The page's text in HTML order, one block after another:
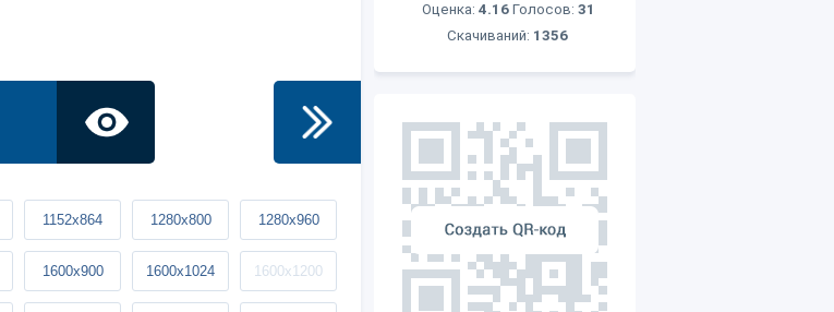
Оценка: 4.16 Голосов: 31
Скачиваний: 1356
1152x864 1280x800 1280x960
1600x900 1600x1024 1600x1200